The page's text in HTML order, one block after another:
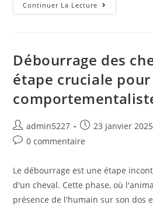
Continuer La Lecture
Débourrage des
étape cruciale
admin5227 23 janvier 2025
0 commentaire
Le débourrage est une étape
d'un cheval. Cette phase, où
présence de l'humain sur son dos